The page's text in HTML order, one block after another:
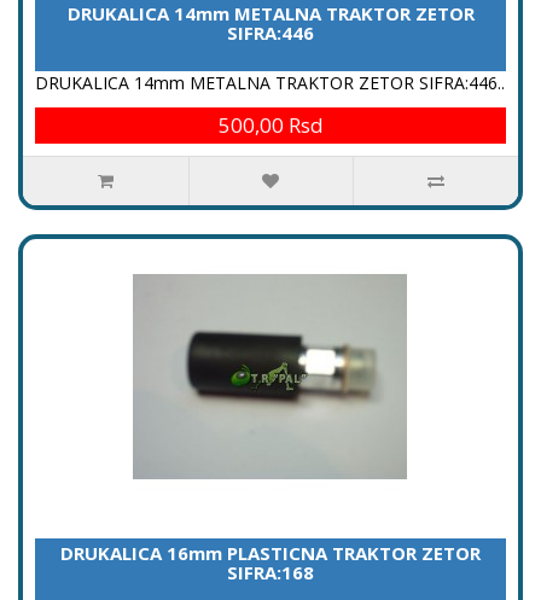
DRUKALICA 14mm METALNA TRAKTOR ZETOR
SIFRA:446
DRUKALICA 14mm METALNA TRAKTOR ZETOR SIFRA:446..
500,00 Rsd
DRUKALICA 16mm PLASTICNA TRAKTOR ZETOR
SIFRA:168